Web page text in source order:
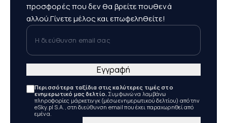
προσφορές που δεν θα βρείτε πουθενά
αλλού.Γίνετε μέλος και επωφεληθείτε!
Η διεύθυνση email σας
Περισσότερα ταξίδια στις καλύτερες τιμές στο
ενημερωτικό μας δελτίο. Συμφωνώ να λαμβάνω
πληροφορίες μάρκετινγκ (μέσω ενημερωτικού δελτίου) από την
eSky.pl S.A., στη διεύθυνση email που έχει παραχωρηθεί από
εμένα.
Εγγραφή